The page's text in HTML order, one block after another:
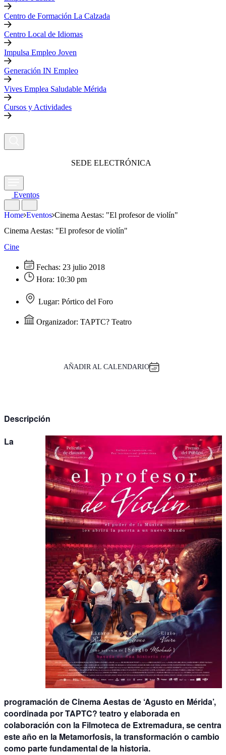
Centro de Formación La Calzada
Centro Local de Idiomas
Impulsa Empleo Joven
Generación IN Empleo
Vives Emplea Saludable Mérida
Cursos y Actividades
SEDE ELECTRÓNICA
Eventos
Home Eventos Cinema Aestas: "El profesor de violín"
Cinema Aestas: "El profesor de violín"
Cine
Fechas: 23 julio 2018
Hora: 10:30 pm
Lugar: Pórtico del Foro
Organizador: TAPTC? Teatro
AÑADIR AL CALENDARIO
Descripción
La
programación de Cinema Aestas de ‘Agusto en Mérida’,
coordinada por TAPTC? teatro y elaborada en
colaboración con la Filmoteca de Extremadura, se centra
este año en la Metamorfosis, la transformación o cambio
como parte fundamental de la historia.